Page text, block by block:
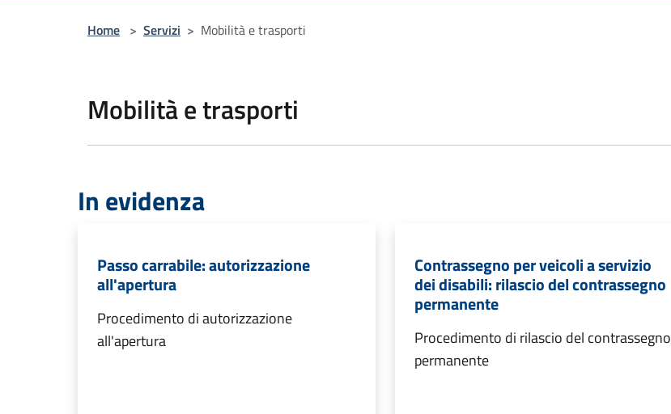
Home > Servizi > Mobilità e trasporti
Mobilità e trasporti
In evidenza
Passo carrabile: autorizzazione
all'apertura
Procedimento di autorizzazione
all'apertura
Contrassegno per veicoli a servizio
dei disabili: rilascio del contrassegno
permanente
Procedimento di rilascio del contrassegno
permanente